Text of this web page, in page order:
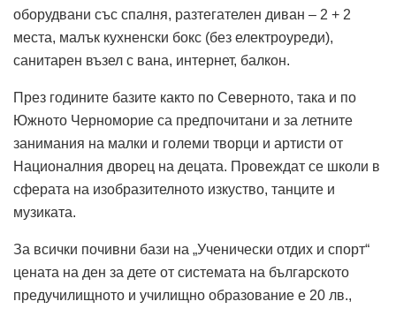
оборудвани със спалня, разтегателен диван – 2 + 2
места, малък кухненски бокс (без електроуреди),
санитарен възел с вана, интернет, балкон.
През годините базите както по Северното, така и по
Южното Черноморие са предпочитани и за летните
занимания на малки и големи творци и артисти от
Националния дворец на децата. Провеждат се школи в
сферата на изобразителното изкуство, танците и
музиката.
За всички почивни бази на „Ученически отдих и спорт“
цената на ден за дете от системата на българското
предучилищното и училищно образование е 20 лв.,